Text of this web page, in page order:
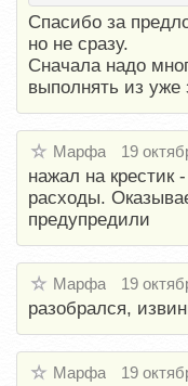
Спасибо за
но не сразу.
Сначала надо
выполнять из уже
Марфа 19
нажал на крестик
расходы.
предупредили
Марфа 19
разобрался,
Марфа 19